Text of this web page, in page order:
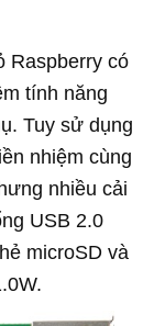
Raspberry có
tính năng
Tuy sử dụng
nhiệm cùng
nhiều cải
USB 2.0
microSD và